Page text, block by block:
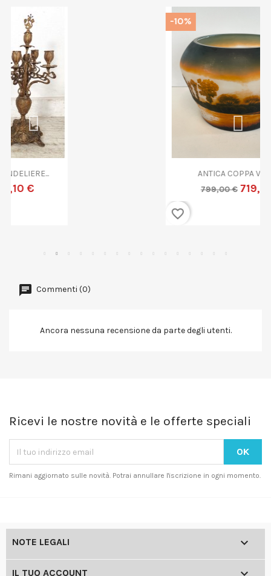
Commenti (0)
Ancora nessuna recensione da parte degli utenti.
Ricevi le nostre novità e le offerte speciali
Rimani aggiornato sulle novità. Potrai annullare l'iscrizione in ogni momento.
NOTE LEGALI 
IL TUO ACCOUNT